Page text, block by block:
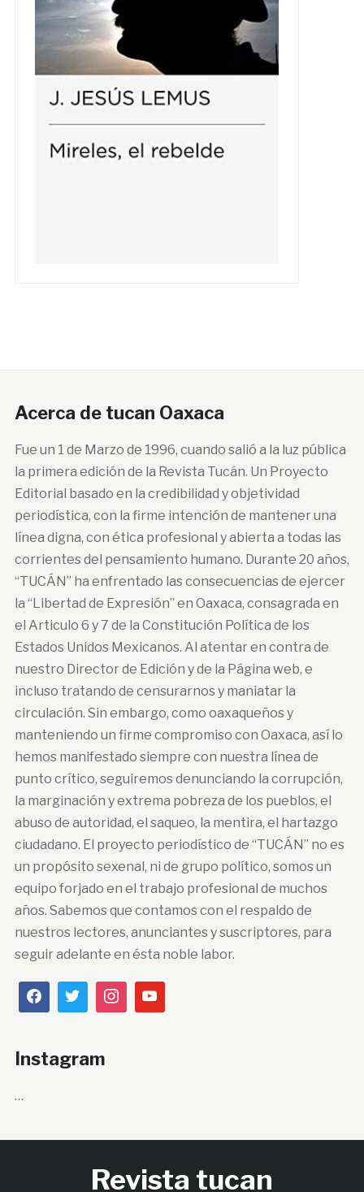
Acerca de tucan Oaxaca
Fue un 1 de Marzo de 1996, cuando salió a la luz pública
la primera edición de la Revista Tucán. Un Proyecto
Editorial basado en la credibilidad y objetividad
periodística, con la firme intención de mantener una
línea digna, con ética profesional y abierta a todas las
corrientes del pensamiento humano. Durante 20 años,
“TUCÁN” ha enfrentado las consecuencias de ejercer
la “Libertad de Expresión” en Oaxaca, consagrada en
el Articulo 6 y 7 de la Constitución Política de los
Estados Unidos Mexicanos. Al atentar en contra de
nuestro Director de Edición y de la Página web, e
incluso tratando de censurarnos y maniatar la
circulación. Sin embargo, como oaxaqueños y
manteniendo un firme compromiso con Oaxaca, así lo
hemos manifestado siempre con nuestra línea de
punto crítico, seguiremos denunciando la corrupción,
la marginación y extrema pobreza de los pueblos, el
abuso de autoridad, el saqueo, la mentira, el hartazgo
ciudadano. El proyecto periodístico de “TUCÁN” no es
un propósito sexenal, ni de grupo político, somos un
equipo forjado en el trabajo profesional de muchos
años. Sabemos que contamos con el respaldo de
nuestros lectores, anunciantes y suscriptores, para
seguir adelante en ésta noble labor.
Instagram
…
Revista tucan